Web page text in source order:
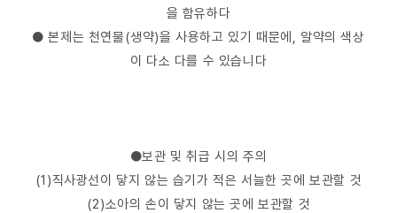
을 함유하다
● 본제는 천연물(생약)을 사용하고 있기 때문에, 알약의 색상
이 다소 다를 수 있습니다
●보관 및 취급 시의 주의
(1)직사광선이 닿지 않는 습기가 적은 서늘한 곳에 보관할 것
(2)소아의 손이 닿지 않는 곳에 보관할 것